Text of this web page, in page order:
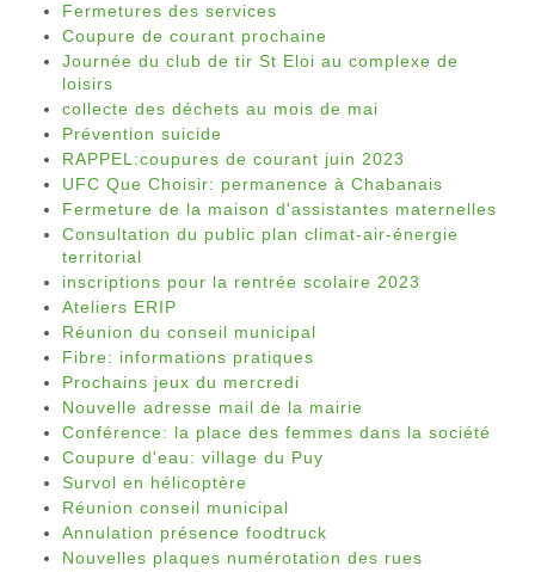
Fermetures des services
Coupure de courant prochaine
Journée du club de tir St Eloi au complexe de
loisirs
collecte des déchets au mois de mai
Prévention suicide
RAPPEL:coupures de courant juin 2023
UFC Que Choisir: permanence à Chabanais
Fermeture de la maison d'assistantes maternelles
Consultation du public plan climat-air-énergie
territorial
inscriptions pour la rentrée scolaire 2023
Ateliers ERIP
Réunion du conseil municipal
Fibre: informations pratiques
Prochains jeux du mercredi
Nouvelle adresse mail de la mairie
Conférence: la place des femmes dans la société
Coupure d'eau: village du Puy
Survol en hélicoptère
Réunion conseil municipal
Annulation présence foodtruck
Nouvelles plaques numérotation des rues